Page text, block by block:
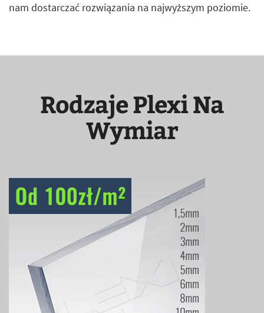
nam dostarczać rozwiązania na najwyższym poziomie.
Rodzaje Plexi Na
Wymiar